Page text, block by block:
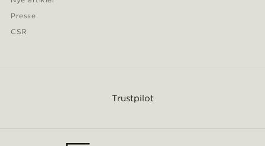
Presse
CSR
Trustpilot